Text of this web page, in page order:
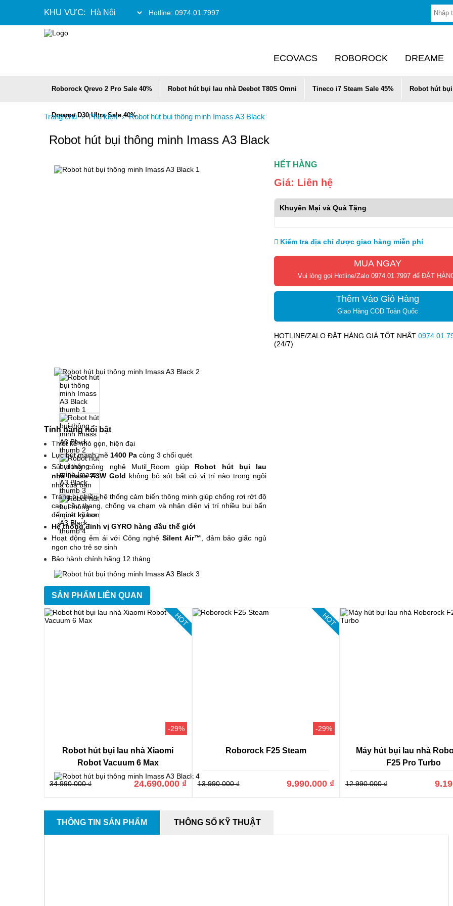
KHU VỰC: Hotline: 0974.01.7997
ECOVACS ROBOROCK DREAME
Roborock Qrevo 2 Pro Sale 40% Robot hút bụi lau nhà Deebot T80S Omni Tineco i7 Steam Sale 45% Robot hút
Dreame D30 Ultra Sale 40%
Trang chủ › Phụ kiện › Robot hút bụi thông minh Imass A3 Black
Robot hút bụi thông minh Imass A3 Black
Tính năng nổi bật
Thiết kế nhỏ gọn, hiện đại
Lực hút mạnh mẽ 1400 Pa cùng 3 chổi quét
Sử dụng công nghệ Mutil_Room giúp Robot hút bụi lau
nhà Imass A3W Gold không bỏ sót bất cứ vị trí nào trong ngôi
nhà của bạn
Trang bị nhiều hệ thống cảm biến thông minh giúp chống rơi rớt độ
cao, cầu thang, chống va chạm và nhận diện vị trí nhiều bụi bẩn
để quét kỹ hơn
Hệ thống đinh vị GYRO hàng đầu thế giới
Hoạt động êm ái với Công nghệ Silent Air™ , đảm bảo giấc ngủ
ngon cho trẻ sơ sinh
Bảo hành chính hãng 12 tháng
HẾT HÀNG
Giá: Liên hệ
Khuyến Mại và Quà Tặng
Kiểm tra địa chỉ được giao hàng miễn phí
MUA NGAY
Vui lòng gọi Hotline/Zalo 0974.01.7997 để ĐẶT
Thêm Vào Giỏ Hàng
Giao Hàng COD Toàn Quốc
HOTLINE/ZALO ĐẶT HÀNG GIÁ TỐT NHẤT
(24/7)
SẢN PHẨM LIÊN QUAN
HOT
-29%
Robot hút bụi lau nhà Xiaomi
Robot Vacuum 6 Max
34.990.000 ₫ 24.690.000 ₫
HOT
-29%
Roborock F25 Steam
13.990.000 ₫ 9.990.000 ₫
Máy hút bụi lau nhà
F25 Pro Turbo
12.990.000 ₫
THÔNG TIN SẢN PHẨM THÔNG SỐ KỸ THUẬT